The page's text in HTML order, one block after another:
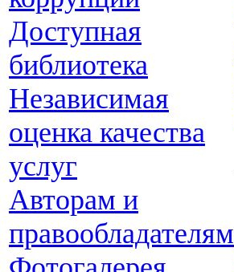
Доступная
библиотека
Независимая
оценка качества
услуг
Авторам и
правообладателям